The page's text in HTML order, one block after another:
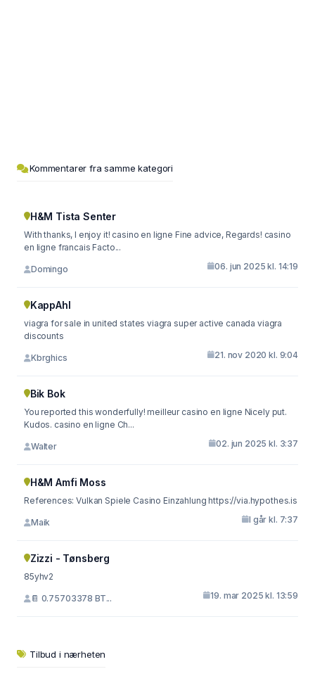
Kommentarer fra samme kategori
H&M Tista Senter
With thanks, I enjoy it! casino en ligne Fine advice, Regards! casino
en ligne francais Facto...
Domingo 06. jun 2025 kl. 14:19
KappAhl
viagra for sale in united states viagra super active canada viagra
discounts
Kbrghics 21. nov 2020 kl. 9:04
Bik Bok
You reported this wonderfully! meilleur casino en ligne Nicely put.
Kudos. casino en ligne Ch...
Walter 02. jun 2025 kl. 3:37
H&M Amfi Moss
References: Vulkan Spiele Casino Einzahlung https://via.hypothes.is
Maik I går kl. 7:37
Zizzi - Tønsberg
85yhv2
📔 0.75703378 BT... 19. mar 2025 kl. 13:59
Tilbud i nærheten